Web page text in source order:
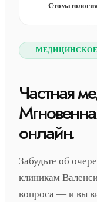
Частная
онлайн.
Забудьте об
клиникам
вопроса — и вы